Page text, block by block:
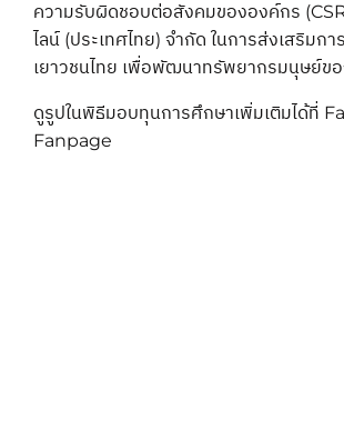
ความรับผิดชอบต่อสังคมขององค์กร
ไลน์ (ประเทศไทย) จำกัด ในการส่งเสริมก
เยาวชนไทย เพื่อพัฒนาทรัพยากรมนุษย์ขอ
ดูรูปในพิธีมอบทุนการศึกษาเพิ่มเติมได้ที่
Fanpage